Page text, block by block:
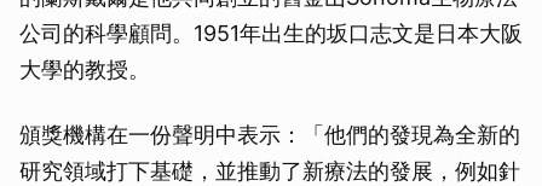
公司的科學顧問。1951年出生的坂口志文是日本大阪
大學的教授。
頒獎機構在一份聲明中表示：「他們的發現為全新的
研究領域打下基礎，並推動了新療法的發展，例如針